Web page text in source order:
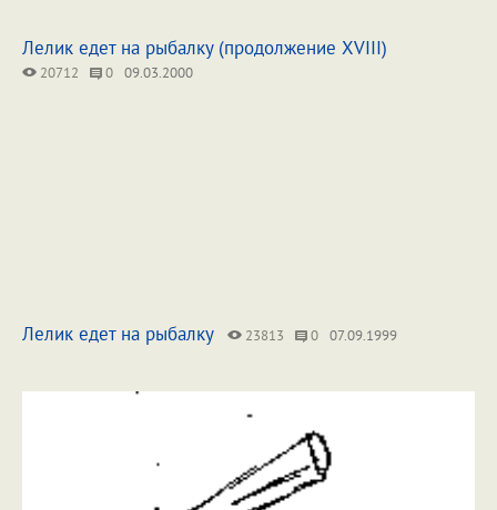
Лелик едет на рыбалку (продолжение XVIII)
20712 0 09.03.2000
Лелик едет на рыбалку 23813 0 07.09.1999